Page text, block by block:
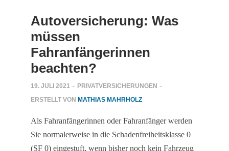
Autoversicherung: Was
müssen
Fahranfängerinnen
beachten?
19. JULI 2021 - PRIVATVERSICHERUNGEN -
ERSTELLT VON MATHIAS MAHRHOLZ
Als Fahranfängerinnen oder Fahranfänger werden
Sie normalerweise in die Schadenfreiheitsklasse 0
(SF 0) eingestuft, wenn bisher noch kein Fahrzeug